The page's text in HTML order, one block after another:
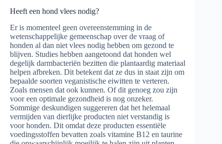
Heeft een hond vlees nodig?
Er is momenteel geen overeenstemming in de
wetenschappelijke gemeenschap over de vraag of
honden al dan niet vlees nodig hebben om gezond te
blijven. Studies hebben aangetoond dat honden wel
degelijk darmbacteriën bezitten die plantaardig materiaal
helpen afbreken. Dit betekent dat ze dus in staat zijn om
bepaalde soorten veganistische eiwitten te verteren.
Zoals mensen dat ook kunnen. Of dit genoeg zou zijn
voor een optimale gezondheid is nog onzeker.
Sommige deskundigen suggereren dat het helemaal
vermijden van dierlijke producten niet verstandig is
voor honden. Dit omdat deze producten essentiële
voedingsstoffen bevatten zoals vitamine B12 en taurine